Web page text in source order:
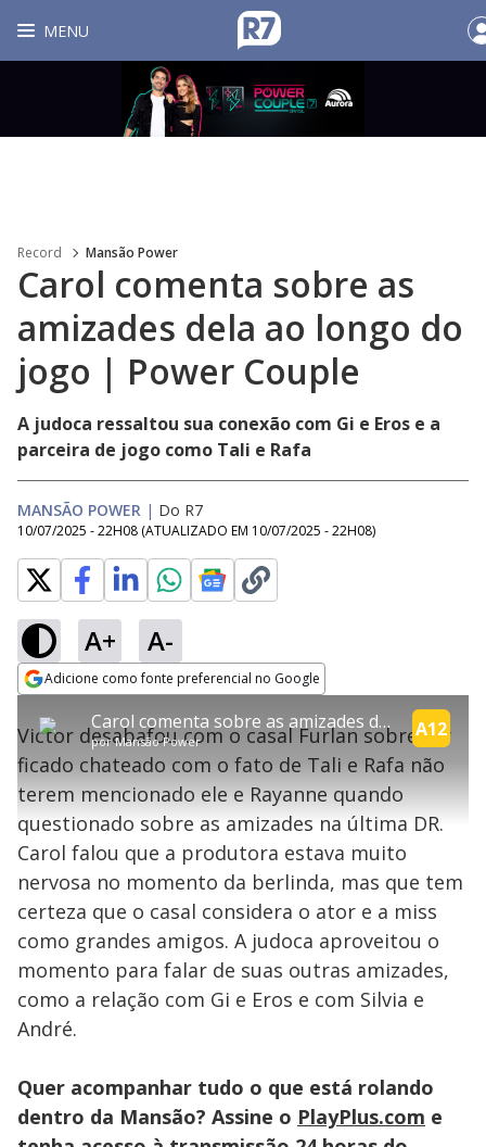
MENU
Record Mansão Power
Carol comenta sobre as
amizades dela ao longo do
jogo | Power Couple
A judoca ressaltou sua conexão com Gi e Eros e a
parceira de jogo como Tali e Rafa
MANSÃO POWER | Do R7
10/07/2025 - 22H08 (ATUALIZADO EM 10/07/2025 - 22H08)
A+ A-
Adicione como fonte preferencial no Google
a
window.
modal
be
closed
by
the
key
activating
close
explore
Conteúdo bloqueado
Lamentamos, mas o vídeo que está tentando assisitr é de exibição
exclusiva em território brasileiro :-(
Carol comenta sobre as amizades dela ao longo do jogo | Power Couple
porMansão Power
A12
Victor desabafou com o casal Furlan sobre ter
ficado chateado com o fato de Tali e Rafa não
terem mencionado ele e Rayanne quando
questionado sobre as amizades na última DR.
Carol falou que a produtora estava muito
nervosa no momento da berlinda, mas que tem
certeza que o casal considera o ator e a miss
como grandes amigos. A judoca aproveitou o
momento para falar de suas outras amizades,
como a relação com Gi e Eros e com Silvia e
André.
Quer acompanhar tudo o que está rolando
dentro da Mansão? Assine o PlayPlus.com e